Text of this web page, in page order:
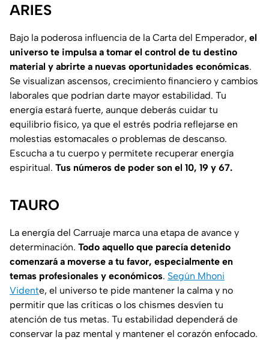
ARIES
Bajo la poderosa influencia de la Carta del Emperador, el
universo te impulsa a tomar el control de tu destino
material y abrirte a nuevas oportunidades económicas.
Se visualizan ascensos, crecimiento financiero y cambios
laborales que podrían darte mayor estabilidad. Tu
energía estará fuerte, aunque deberás cuidar tu
equilibrio físico, ya que el estrés podría reflejarse en
molestias estomacales o problemas de descanso.
Escucha a tu cuerpo y permítete recuperar energía
espiritual. Tus números de poder son el 10, 19 y 67.
TAURO
La energía del Carruaje marca una etapa de avance y
determinación. Todo aquello que parecía detenido
comenzará a moverse a tu favor, especialmente en
temas profesionales y económicos. Según Mhoni
Vidente, el universo te pide mantener la calma y no
permitir que las críticas o los chismes desvíen tu
atención de tus metas. Tu estabilidad dependerá de
conservar la paz mental y mantener el corazón enfocado.